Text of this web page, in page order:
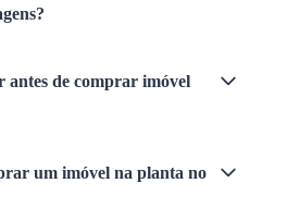
antes de comprar imóvel
um imóvel na planta no